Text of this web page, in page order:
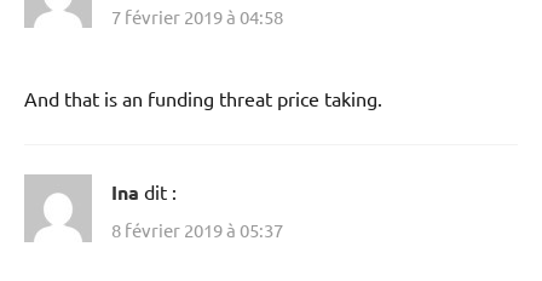
7 février 2019 à 04:58
And that is an funding threat price taking.
Ina dit :
8 février 2019 à 05:37